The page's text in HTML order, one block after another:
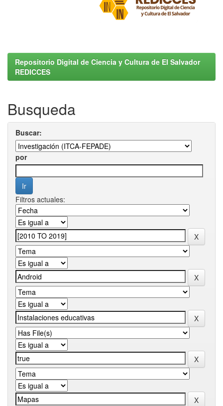
Repositorio Digital de Ciencia y Cultura de El Salvador
REDICCES
Busqueda
Buscar:
por
Filtros actuales: